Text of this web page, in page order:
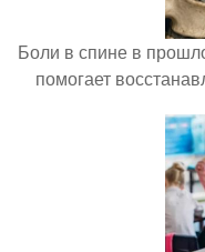
Боли в спине в
помогает